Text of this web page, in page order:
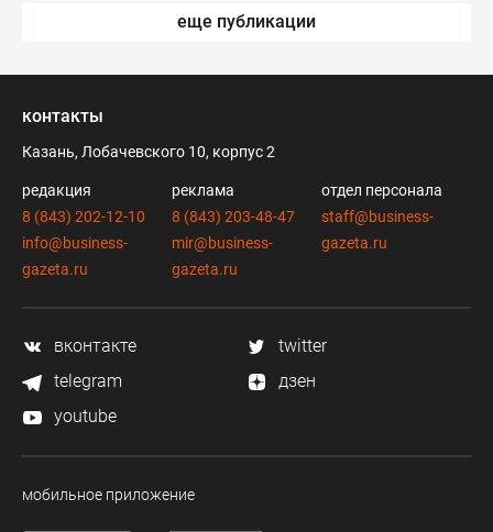
еще публикации
контакты
Казань, Лобачевского 10, корпус 2
редакция
8 (843) 202-12-10
info@business-
gazeta.ru
реклама
8 (843) 203-48-47
mir@business-
gazeta.ru
отдел персонала
staff@business-
gazeta.ru
вконтакте
twitter
telegram
дзен
youtube
мобильное приложение